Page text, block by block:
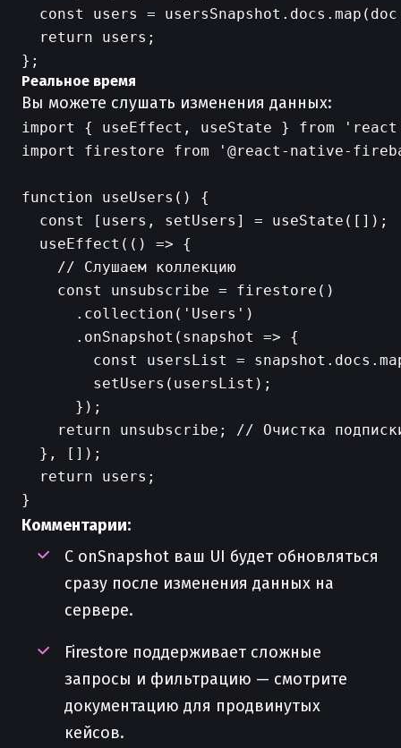
const users =
  return users;
Реальное время
Вы можете слушать изменения данных:
import { useEffect, useState } from
import firestore from '@react-native-
function useUsers() {
  const [users, setUsers] = useState([]);
  useEffect(() => {
    // Слушаем коллекцию
    const unsubscribe = firestore()
      .collection('Users')
      .onSnapshot(snapshot => {
const usersList =
        setUsers(usersList);
      });
return unsubscribe; // Очистка
  }, []);
  return users;
Комментарии:
С onSnapshot ваш UI будет обновляться
сразу после изменения данных на
сервере.
Firestore поддерживает сложные
запросы и фильтрацию — смотрите
документацию для продвинутых
кейсов.